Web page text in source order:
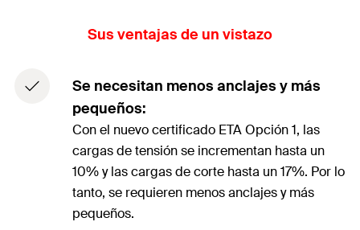
Sus ventajas de un vistazo
Se necesitan menos anclajes y más
pequeños:
Con el nuevo certificado ETA Opción 1, las
cargas de tensión se incrementan hasta un
10% y las cargas de corte hasta un 17%. Por lo
tanto, se requieren menos anclajes y más
pequeños.